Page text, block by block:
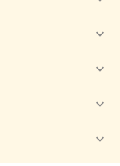



